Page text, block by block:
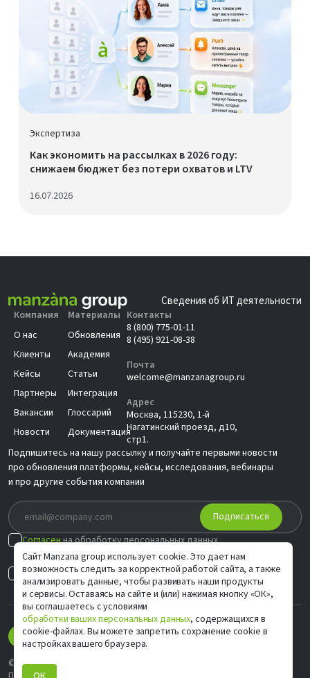
Сайт Manzana group использует cookie. Это дает нам
возможность следить за корректной работой сайта, а также
анализировать данные, чтобы развивать наши продукты
и сервисы. Оставаясь на сайте и (или) нажимая кнопку «ОК»,
вы соглашаетесь с условиями
обработки ваших персональных данных, содержащихся в
cookie-файлах. Вы можете запретить сохранение cookie в
настройках вашего браузера.
Экспертиза
Как экономить на рассылках в 2026 году:
снижаем бюджет без потери охватов и LTV
16.07.2026
Сведения об ИТ деятельности
Компания
О нас
Клиенты
Кейсы
Партнеры
Вакансии
Новости
Материалы
Обновления
Академия
Статьи
Интеграция
Глоссарий
Документация
Контакты
8 (800) 775-01-11
8 (495) 921-08-38
Почта
welcome@manzanagroup.ru
Адрес
Москва, 115230, 1-й
Нагатинский проезд, д10,
стр1.
Подпишитесь на нашу рассылку и получайте первыми новости
про обновления платформы, кейсы, исследования, вебинары
и про другие события компании
Подписаться
Согласенна обработку персональных данных
в соответствии сПолитикой
Согласен наиндивидуальные предложения
© ООО «М Софт» ИНН 9705083570, 2006–2026